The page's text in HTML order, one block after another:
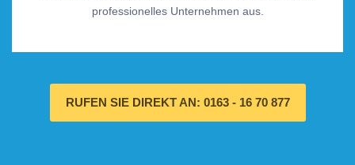
professionelles Unternehmen aus.
RUFEN SIE DIREKT AN: 0163 - 16 70 877